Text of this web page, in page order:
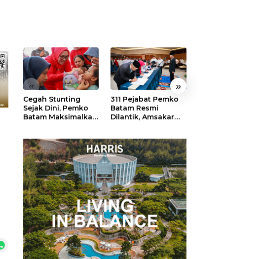
« »
Cegah Stunting
Sejak Dini, Pemko
Batam Maksimalkan
311 Pejabat Pemko
Batam Resmi
Dilantik, Amsakar